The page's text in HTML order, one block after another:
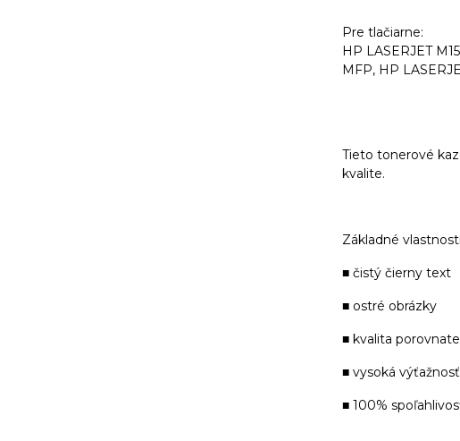
Pre tlačiarne:
HP LASERJET
MFP, HP
Tieto tonerové
kvalite.
Základné
■ čistý čierny text
■ ostré obrázky
■ kvalita
■ vysoká výťažnosť
■ 100%